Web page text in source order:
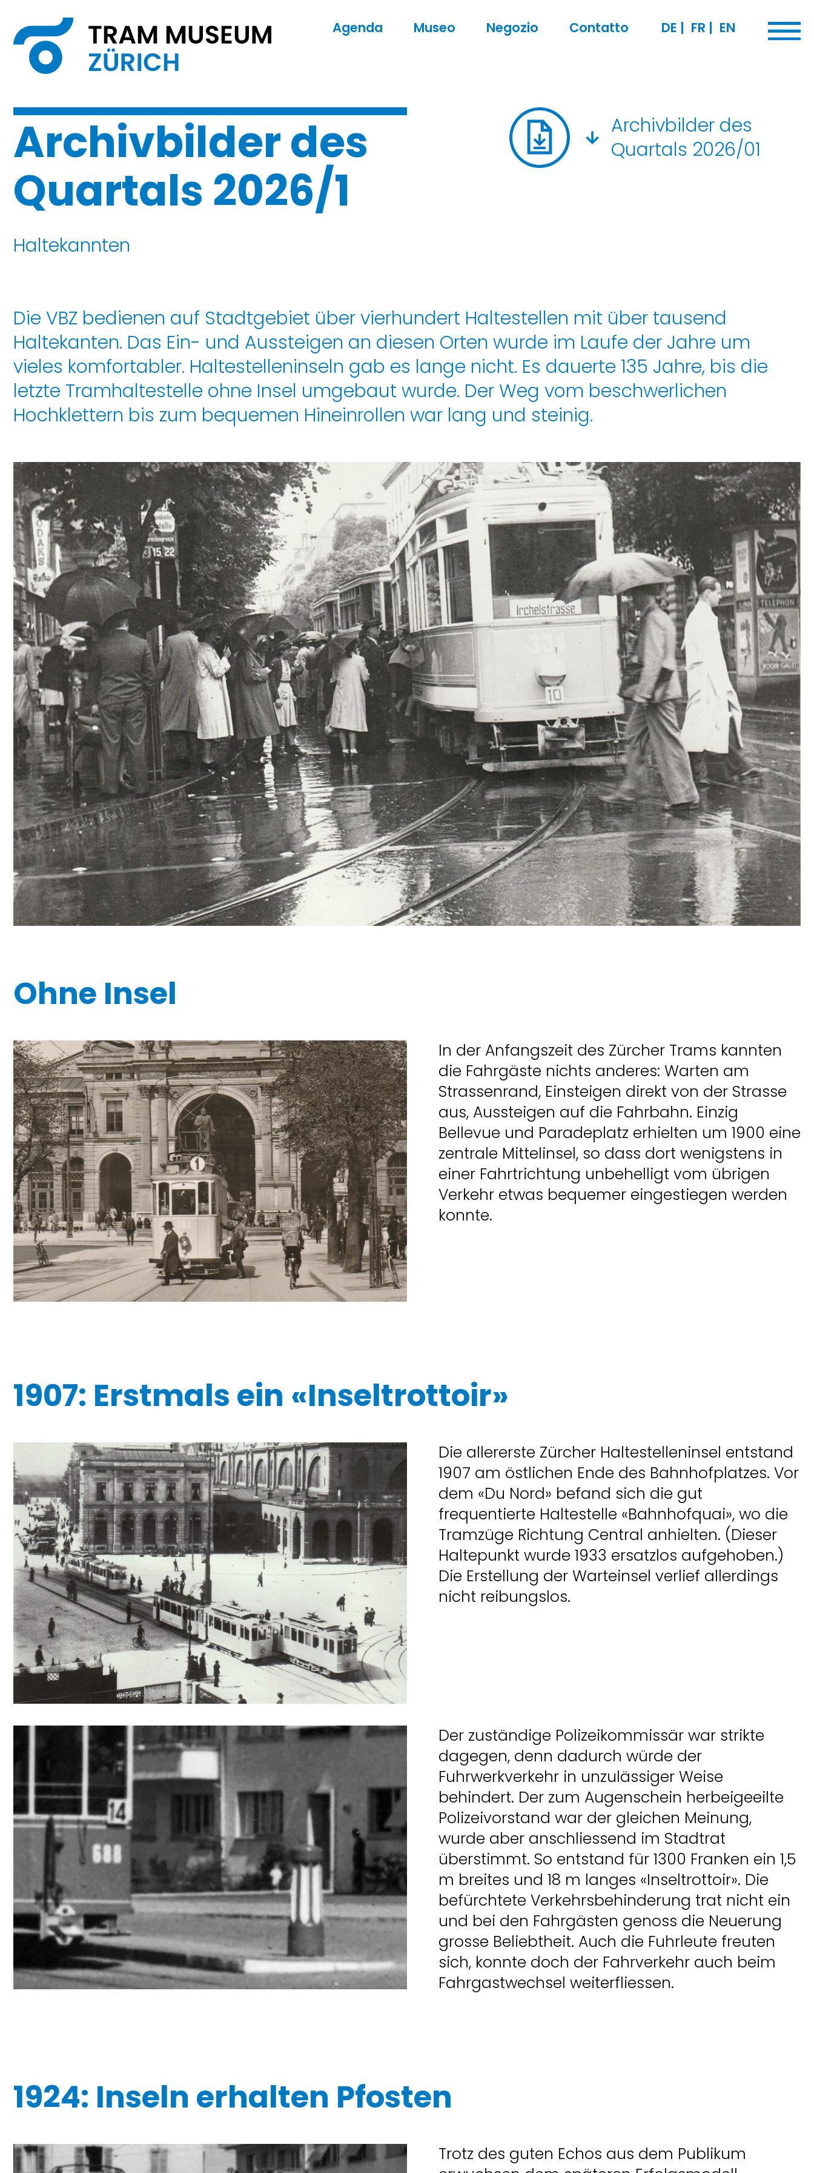
Agenda Museo Negozio Contatto DE | FR | EN
Archivbilder des
Quartals 2026/1
Haltekannten
Archivbilder des
Quartals 2026/01
Die VBZ bedienen auf Stadtgebiet über vierhundert Haltestellen mit über tausend
Haltekanten. Das Ein- und Aussteigen an diesen Orten wurde im Laufe der Jahre um
vieles komfortabler. Haltestelleninseln gab es lange nicht. Es dauerte 135 Jahre, bis die
letzte Tramhaltestelle ohne Insel umgebaut wurde. Der Weg vom beschwerlichen
Hochklettern bis zum bequemen Hineinrollen war lang und steinig.
Ohne Insel
In der Anfangszeit des Zürcher Trams kannten
die Fahrgäste nichts anderes: Warten am
Strassenrand, Einsteigen direkt von der Strasse
aus, Aussteigen auf die Fahrbahn. Einzig
Bellevue und Paradeplatz erhielten um 1900 eine
zentrale Mittelinsel, so dass dort wenigstens in
einer Fahrtrichtung unbehelligt vom übrigen
Verkehr etwas bequemer eingestiegen werden
konnte.
1907: Erstmals ein «Inseltrottoir»
Die allererste Zürcher Haltestelleninsel entstand
1907 am östlichen Ende des Bahnhofplatzes. Vor
dem «Du Nord» befand sich die gut
frequentierte Haltestelle «Bahnhofquai», wo die
Tramzüge Richtung Central anhielten. (Dieser
Haltepunkt wurde 1933 ersatzlos aufgehoben.)
Die Erstellung der Warteinsel verlief allerdings
nicht reibungslos.
Der zuständige Polizeikommissär war strikte
dagegen, denn dadurch würde der
Fuhrwerkverkehr in unzulässiger Weise
behindert. Der zum Augenschein herbeigeeilte
Polizeivorstand war der gleichen Meinung,
wurde aber anschliessend im Stadtrat
überstimmt. So entstand für 1300 Franken ein 1,5
m breites und 18 m langes «Inseltrottoir». Die
befürchtete Verkehrsbehinderung trat nicht ein
und bei den Fahrgästen genoss die Neuerung
grosse Beliebtheit. Auch die Fuhrleute freuten
sich, konnte doch der Fahrverkehr auch beim
Fahrgastwechsel weiterfliessen.
1924: Inseln erhalten Pfosten
Trotz des guten Echos aus dem Publikum